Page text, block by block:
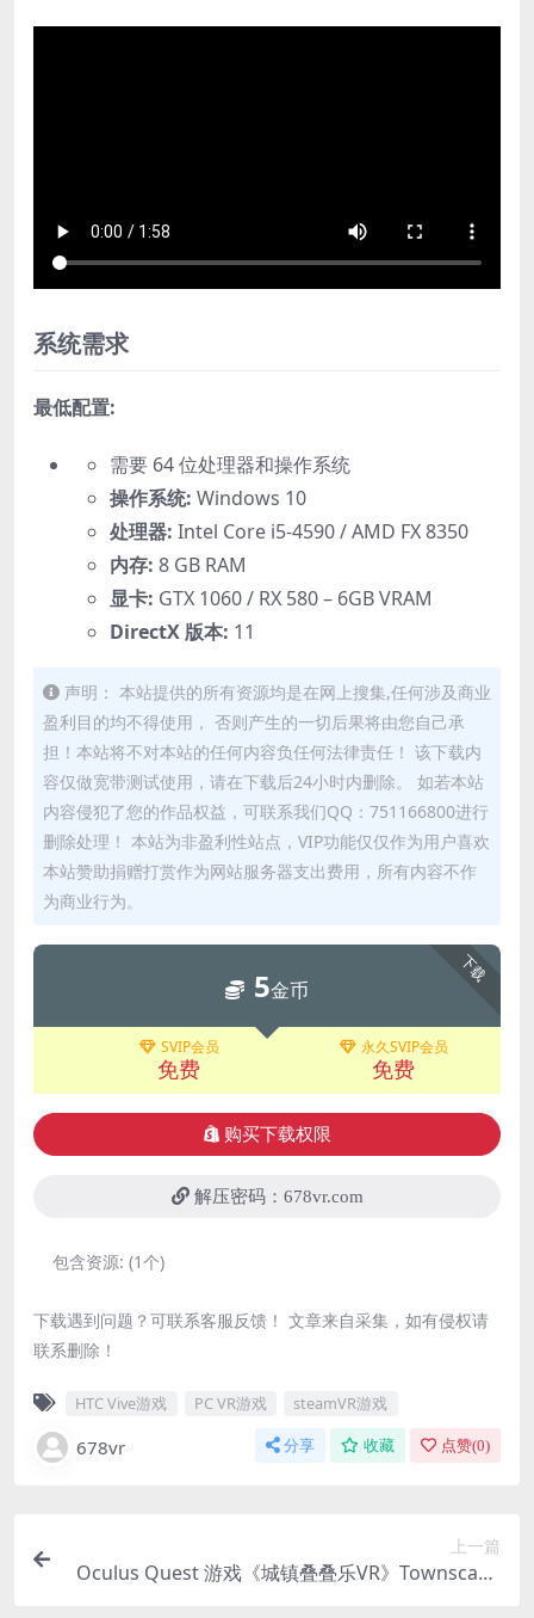
系统需求
最低配置:
需要 64 位处理器和操作系统
操作系统: Windows 10
处理器: Intel Core i5-4590 / AMD FX 8350
内存: 8 GB RAM
显卡: GTX 1060 / RX 580 – 6GB VRAM
DirectX 版本: 11
声明： 本站提供的所有资源均是在网上搜集,任何涉及商业
盈利目的均不得使用， 否则产生的一切后果将由您自己承
担！本站将不对本站的任何内容负任何法律责任！ 该下载内
容仅做宽带测试使用，请在下载后24小时内删除。 如若本站
内容侵犯了您的作品权益，可联系我们QQ：751166800进行
删除处理！ 本站为非盈利性站点，VIP功能仅仅作为用户喜欢
本站赞助捐赠打赏作为网站服务器支出费用，所有内容不作
为商业行为。
下载
5金币
SVIP会员
免费
永久SVIP会员
免费
购买下载权限
解压密码：678vr.com
包含资源: (1个)
下载遇到问题？可联系客服反馈！ 文章来自采集，如有侵权请
联系删除！
HTC Vive游戏 PC VR游戏 steamVR游戏
678vr 分享 收藏 点赞(0)
上一篇
Oculus Quest 游戏《城镇叠叠乐VR》Townscape